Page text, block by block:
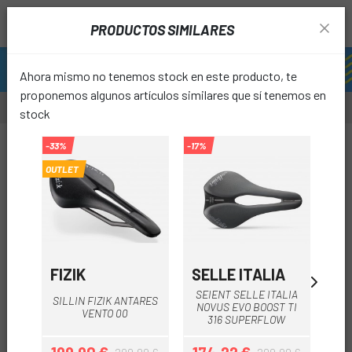
PRODUCTOS SIMILARES
Ahora mismo no tenemos stock en este producto, te
proponemos algunos artículos similares que sí tenemos en
stock
-33%
OUTLET
FIZIK
SILLIN FIZIK ANTARES
VENTO 00
-17%
SELLE ITALIA
SEIENT SELLE ITALIA
NOVUS EVO BOOST TI
316 SUPERFLOW